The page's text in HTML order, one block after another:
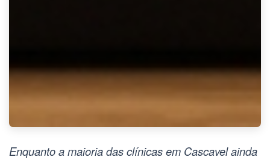
Enquanto a maioria das clínicas em Cascavel ainda